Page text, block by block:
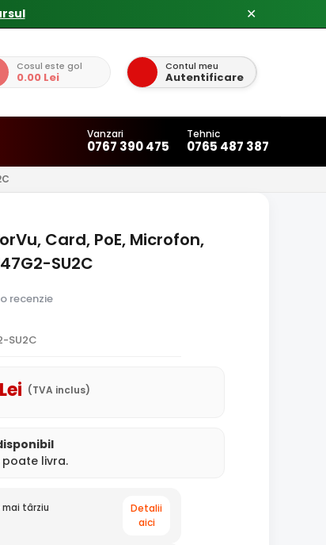
✕
Cosul este gol
0.00 Lei
Contul meu
Autentificare
Vanzari
0767 390 475
Tehnic
0765 487 387
Card, PoE, Microfon,
SU2C
recenzie
SU2C
Lei (TVA inclus)
poate livra.
târziu
Detalii
aici